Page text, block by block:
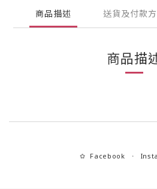
商品描述 送貨及付款
商品描
✿ Facebook ・